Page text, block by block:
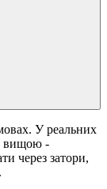
У реальних
вищою -
через затори,